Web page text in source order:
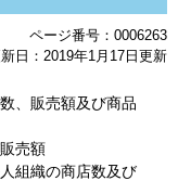
ページ番号：0006263
日：2019年1月17日更新
、販売額及び商品
売額
組織の商店数及び